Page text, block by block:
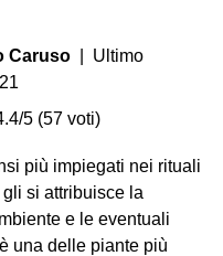
Caruso | Ultimo
5 (57 voti)
più impiegati nei rituali
si attribuisce la
e le eventuali
una delle piante più